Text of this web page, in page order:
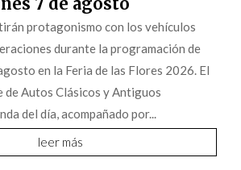
protagonismo con los vehículos
durante la programación de
en la Feria de las Flores 2026. El
Autos Clásicos y Antiguos
del día, acompañado por...
leer más